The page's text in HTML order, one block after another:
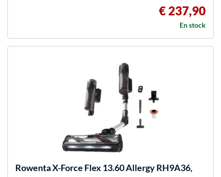
€ 237,90
En stock
RowentaX-Force Flex 13.60 Allergy RH9A36,